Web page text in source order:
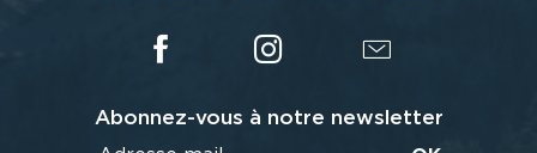
Abonnez-vous à notre newsletter